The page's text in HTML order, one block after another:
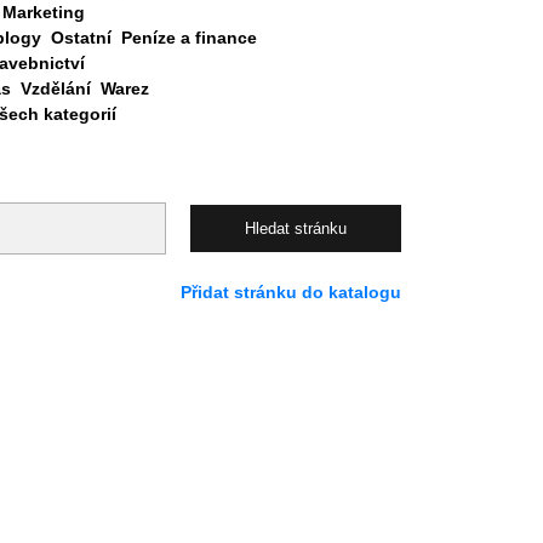
Marketing
Ostatní Peníze a finance
Vzdělání Warez
kategorií
Přidat stránku do katalogu